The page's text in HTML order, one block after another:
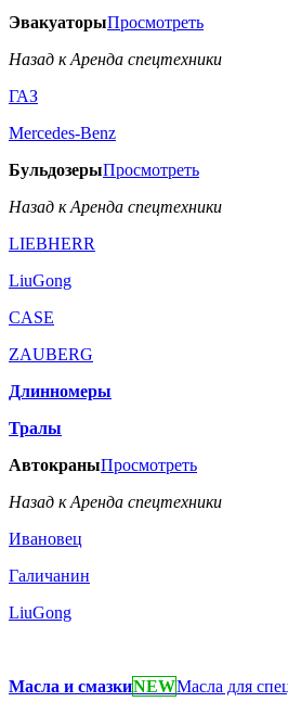
ЭвакуаторыПросмотреть
Назад к Аренда спецтехники
ГАЗ
Mercedes-Benz
БульдозерыПросмотреть
Назад к Аренда спецтехники
LIEBHERR
LiuGong
CASE
ZAUBERG
Длинномеры
Тралы
АвтокраныПросмотреть
Назад к Аренда спецтехники
Ивановец
Галичанин
LiuGong
Масла и смазкиNEWМасла для